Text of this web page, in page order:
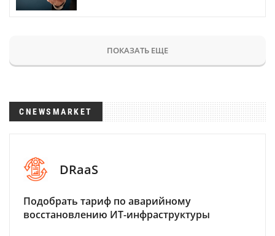
ПОКАЗАТЬ ЕЩЕ
CNEWSMARKET
DRaaS
Подобрать тариф по аварийному
восстановлению ИТ-инфраструктуры